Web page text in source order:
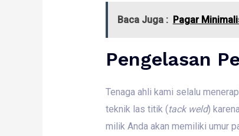
Baca Juga : Pagar
Pengelasan
Tenaga ahli kami selalu
teknik las titik (tack weld)
milik Anda akan memiliki umur